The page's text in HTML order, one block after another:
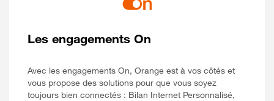
Les engagements On
Avec les engagements On, Orange est à vos côtés et
vous propose des solutions pour que vous soyez
toujours bien connectés : Bilan Internet Personnalisé,